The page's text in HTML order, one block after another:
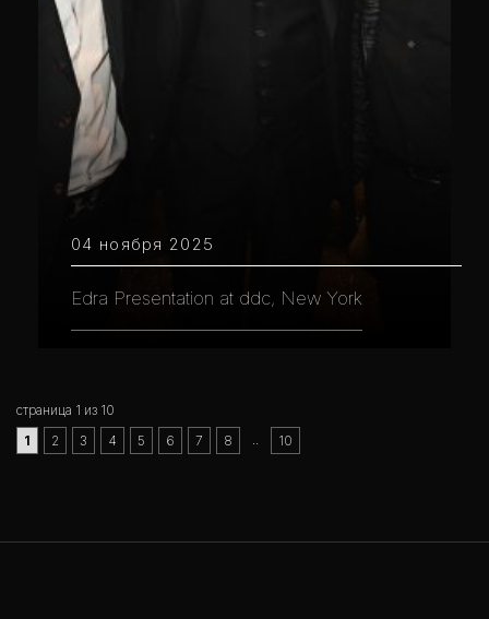
04 ноября 2025
Edra Presentation at ddc, New York
страница 1 из 10
1
2 3 4 5 6 7 8 10